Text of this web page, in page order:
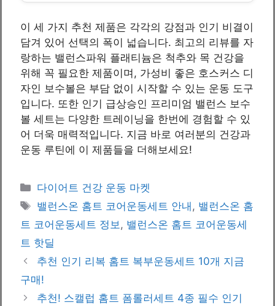
이 세 가지 추천 제품은 각각의 강점과 인기 비결이
담겨 있어 선택의 폭이 넓습니다. 최고의 리뷰를 자
랑하는 밸런스파워 플래티늄은 척추와 목 건강을
위해 꼭 필요한 제품이며, 가성비 좋은 호스커스 디
자인 보수볼은 부담 없이 시작할 수 있는 운동 도구
입니다. 또한 인기 급상승인 프리미엄 밸런스 보수
볼 세트는 다양한 트레이닝을 한번에 경험할 수 있
어 더욱 매력적입니다. 지금 바로 여러분의 건강과
운동 루틴에 이 제품들을 더해보세요!
Categories
다이어트 건강 운동 마켓
Tags
밸런스온 홈트 코어운동세트 안내 , 밸런스온 홈
트 코어운동세트 정보 , 밸런스온 홈트 코어운동세
트 핫딜
추천 인기 리복 홈트 복부운동세트 10개 지금
구매!
추천! 스캘럽 홈트 폼롤러세트 4종 필수 인기